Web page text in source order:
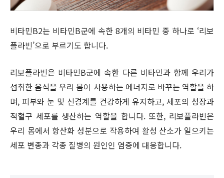
비타민B2는 비타민B군에 속한 8개의 비타민 중 하나로 ‘리보
플라빈’으로 부르기도 합니다.
리보플라빈은 비타민B군에 속한 다른 비타민과 함께 우리가
섭취한 음식을 우리 몸이 사용하는 에너지로 바꾸는 역할을 하
며, 피부와 눈 및 신경계를 건강하게 유지하고, 세포의 성장과
적혈구 세포를 생산하는 역할을 합니다. 또한, 리보플라빈은
우리 몸에서 항산화 성분으로 작용하여 활성 산소가 일으키는
세포 변종과 각종 질병의 원인인 염증에 대응합니다.